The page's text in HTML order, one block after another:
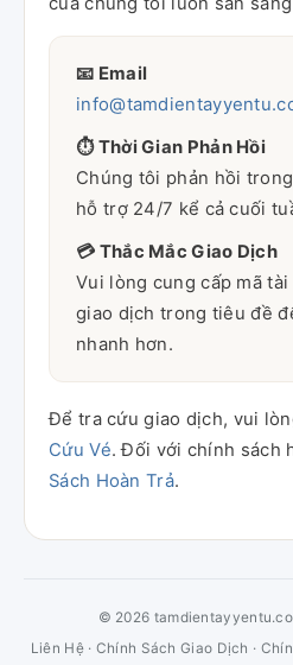
📧 Email
⏱ Thời Gian Phản Hồi
Chúng tôi phản hồi
hỗ trợ 24/7 kể cả cuối
💳 Thắc Mắc Giao Dịch
Vui lòng cung cấp mã
giao dịch trong tiêu đề
nhanh hơn.
Để tra cứu giao dịch, vui
Cứu Vé. Đối với chính sách
Sách Hoàn Trả.
© 2026
Liên Hệ· Chính Sách Giao Dịch ·